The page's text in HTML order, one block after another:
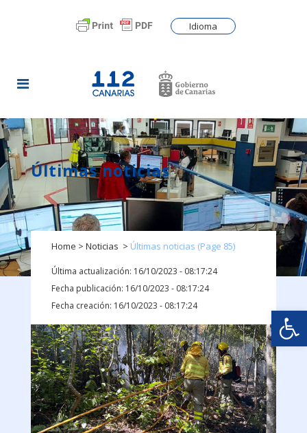
Idioma
Últimas noticias
Home > Noticias > Últimas noticias (Page 85)
Última actualización: 16/10/2023 - 08:17:24
Fecha publicación: 16/10/2023 - 08:17:24
Fecha creación: 16/10/2023 - 08:17:24